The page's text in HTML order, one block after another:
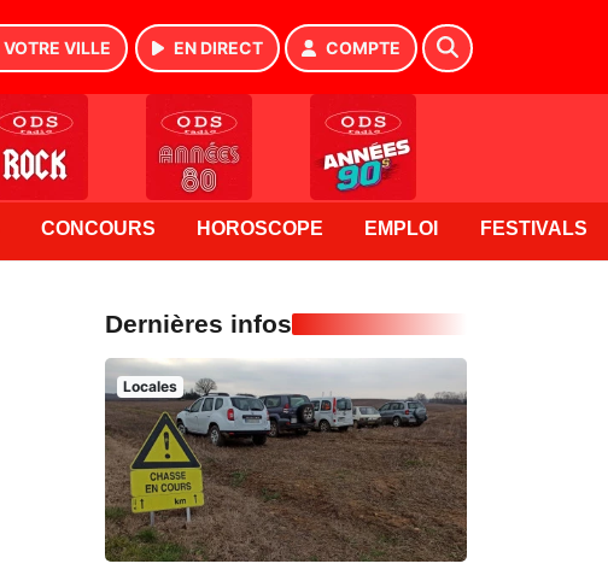
VOTRE VILLE EN DIRECT COMPTE
CONCOURS HOROSCOPE EMPLOI FESTIVALS
Dernières infos
Locales